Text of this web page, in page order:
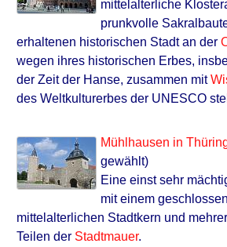
mittelalterliche
prunkvolle
erhaltenen historischen Stadt an der
wegen ihres historischen Erbes,
der Zeit der Hanse, zusammen mit
des Weltkulturerbes der UNESCO
Mühlhausen in
gewählt)
Eine einst sehr
mit einem
mittelalterlichen Stadtkern und
Teilen der Stadtmauer.